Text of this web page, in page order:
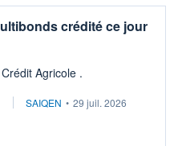
crédité ce jour
Agricole .
SAIQEN • 29 juil. 2026